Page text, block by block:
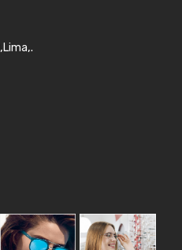
,Lima,.